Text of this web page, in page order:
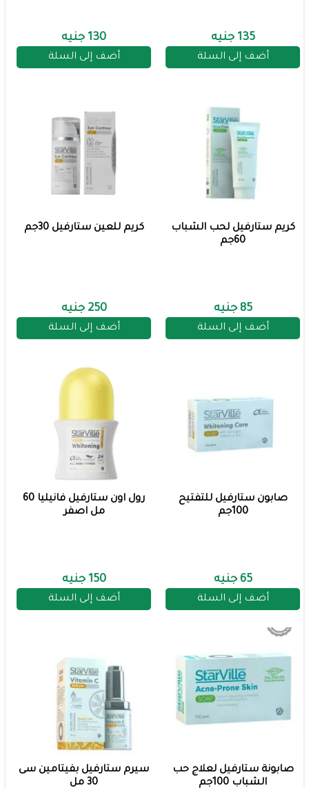
135 جنيه
أضف إلى السلة
130 جنيه
أضف إلى السلة
كريم ستارفيل لحب الشباب
60جم
85 جنيه
أضف إلى السلة
كريم للعين ستارفيل 30جم
250 جنيه
أضف إلى السلة
صابون ستارفيل للتفتيح
100جم
65 جنيه
أضف إلى السلة
رول اون ستارفيل فانيليا 60
مل اصفر
150 جنيه
أضف إلى السلة
صابونة ستارفيل لعلاج حب
الشباب 100جم
سيرم ستارفيل بفيتامين سى
30 مل